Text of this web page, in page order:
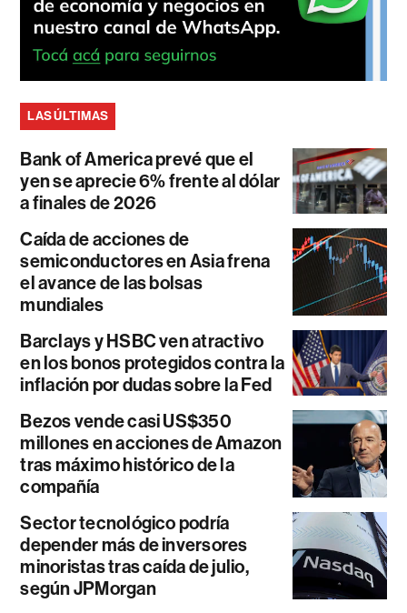
LAS ÚLTIMAS
Bank of America prevé que el
yen se aprecie 6% frente al dólar
a finales de 2026
Caída de acciones de
semiconductores en Asia frena
el avance de las bolsas
mundiales
Barclays y HSBC ven atractivo
en los bonos protegidos contra la
inflación por dudas sobre la Fed
Bezos vende casi US$350
millones en acciones de Amazon
tras máximo histórico de la
compañía
Sector tecnológico podría
depender más de inversores
minoristas tras caída de julio,
según JPMorgan